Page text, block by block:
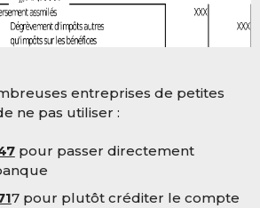
entreprises de petites
ne pas utiliser :
pour passer directement
7 pour plutôt créditer le compte